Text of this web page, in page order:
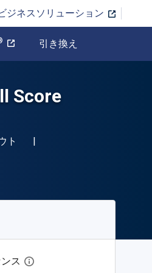
ジネスソリューション
引き換え
Score
ト
ス デジタルライセンスダイ